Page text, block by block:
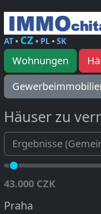
AT• CZ • PL•SK
Wohnungen
Häuser zu
43.000 CZK
Praha